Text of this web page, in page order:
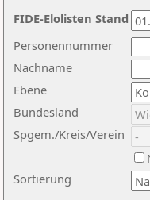
Nachname
Ebene
Sortierung
Personennummer
Bundesland
Spgem./Kreis/Verein
FIDE-Elolisten Stand